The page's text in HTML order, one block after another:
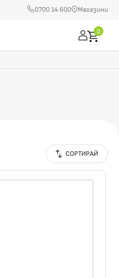
0700 14 600 Магазини
0
СОРТИРАЙ